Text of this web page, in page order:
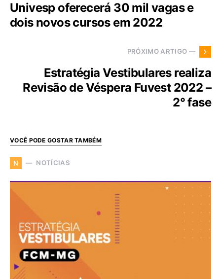
Univesp oferecerá 30 mil vagas e
dois novos cursos em 2022
PRÓXIMO ARTIGO —
Estratégia Vestibulares realiza
Revisão de Véspera Fuvest 2022 –
2° fase
VOCÊ PODE GOSTAR TAMBÉM
N NOTÍCIAS